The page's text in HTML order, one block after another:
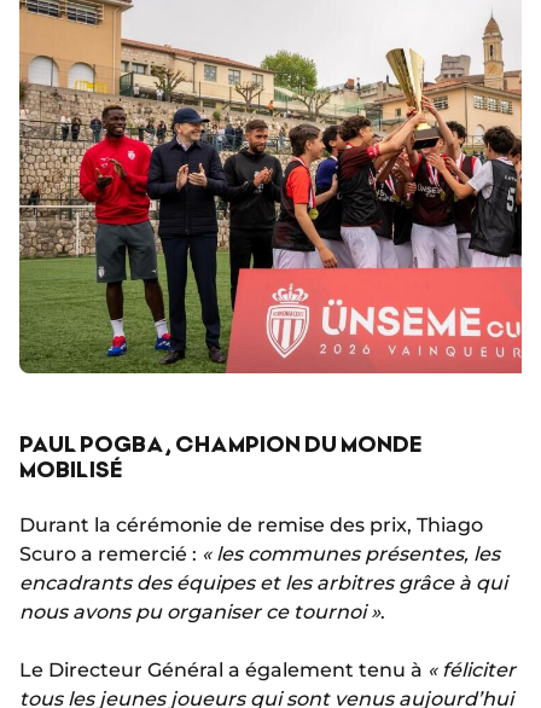
PAUL POGBA, CHAMPION DU MONDE
MOBILISÉ
Durant la cérémonie de remise des prix, Thiago
Scuro a remercié : « les communes présentes, les
encadrants des équipes et les arbitres grâce à qui
nous avons pu organiser ce tournoi ».
Le Directeur Général a également tenu à « féliciter
tous les jeunes joueurs qui sont venus aujourd’hui